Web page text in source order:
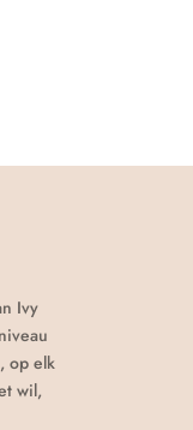
Ivy
op elk
wil,